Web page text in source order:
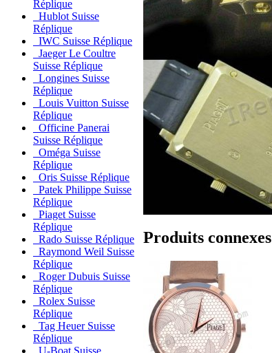
Réplique
Hublot Suisse
Réplique
IWC Suisse Réplique
Jaeger Le Coultre
Suisse Réplique
Longines Suisse
Réplique
Louis Vuitton Suisse
Réplique
Officine Panerai
Suisse Réplique
Oméga Suisse
Réplique
Oris Suisse Réplique
Patek Philippe Suisse
Réplique
Piaget Suisse
Réplique
Rado Suisse Réplique
Raymond Weil Suisse
Réplique
Roger Dubuis Suisse
Réplique
Rolex Suisse
Réplique
Tag Heuer Suisse
Réplique
Produits connexes